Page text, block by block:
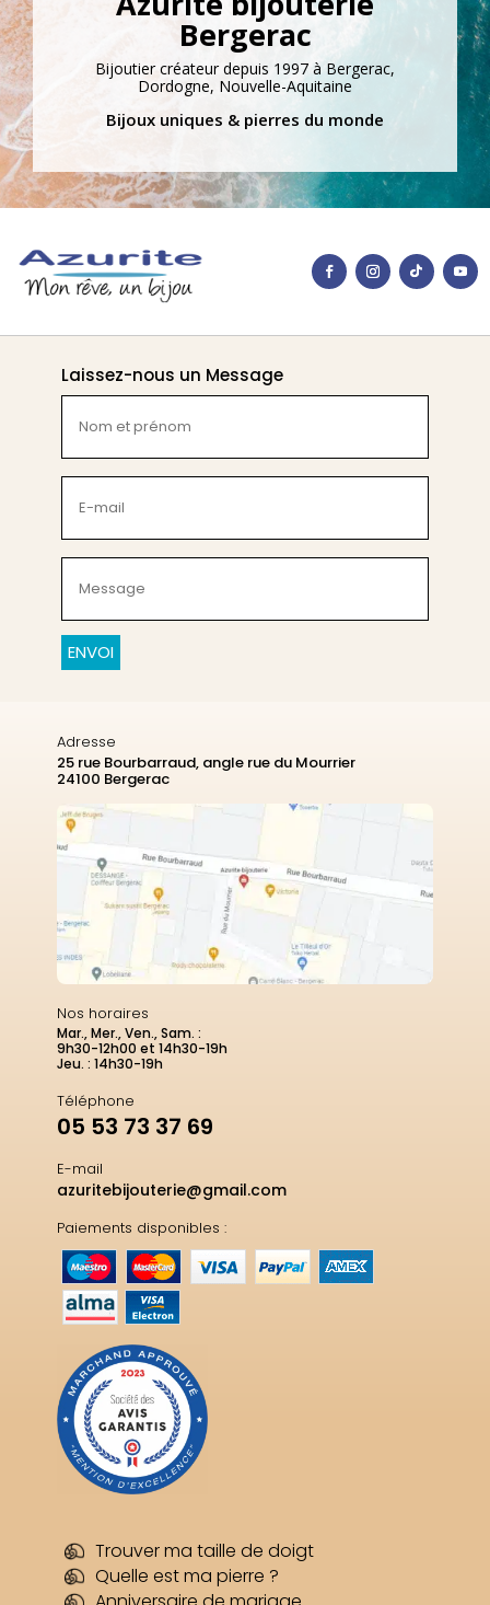
Bergerac
Bijoutier créateur depuis 1997 à Bergerac,
Dordogne, Nouvelle-Aquitaine
Bijoux uniques & pierres du monde
Laissez-nous un Message
et
prénom
(Nécessaire)
mail
(Nécessaire)
(Nécessaire)
CAPTCHA
Adresse
25 rue Bourbarraud, angle rue du Mourrier
24100 Bergerac
Nos horaires
Mar., Mer., Ven., Sam. :
9h30-12h00 et 14h30-19h
Jeu. : 14h30-19h
Téléphone
05 53 73 37 69
E-mail
azuritebijouterie@gmail.com
Paiements disponibles :
Trouver ma taille de doigt
Quelle est ma pierre ?